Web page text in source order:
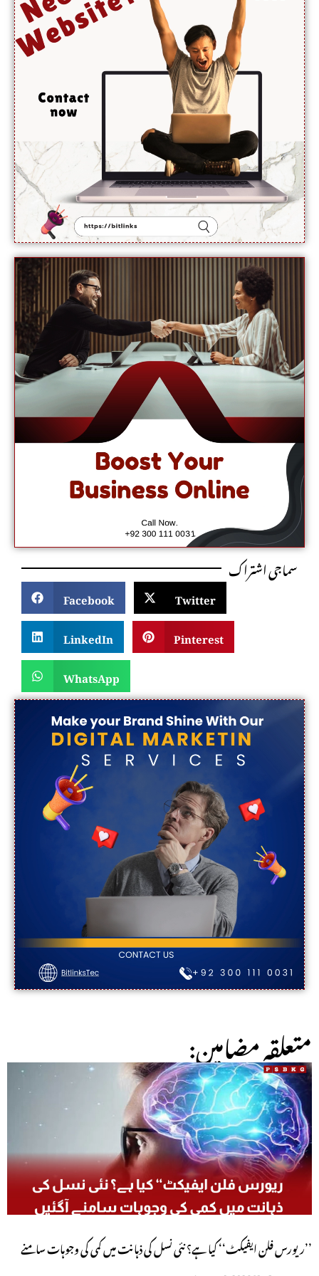
دیے
سماجی اشتراک
Facebook
Twitter
LinkedIn
Pinterest
WhatsApp
:متعلقہ مضامین
’’ریورس فلن ایفیکٹ‘‘ کیا ہے؟ نئی نسل کی ذہانت میں کمی کی وجوہات سامنے